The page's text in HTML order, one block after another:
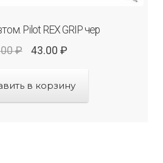
Рilot REX GRIP чер
₽ 43.00₽
в корзину